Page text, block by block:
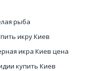
рыба
икру Киев
икра Киев цена
купить Киев